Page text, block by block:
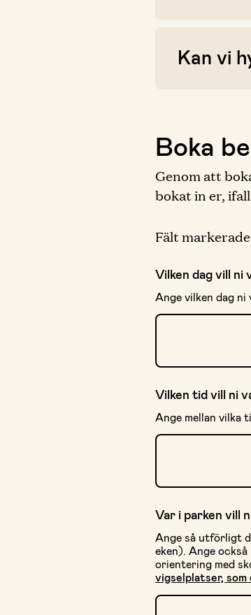
Kan vi
Boka
Genom att
bokat in er,
Fält
Vilken dag vill ni
Ange vilken dag ni
Vilken tid vill ni
Ange mellan vilka
Var i parken vill
Ange så utförligt
eken). Ange
orientering med
vigselplatser,